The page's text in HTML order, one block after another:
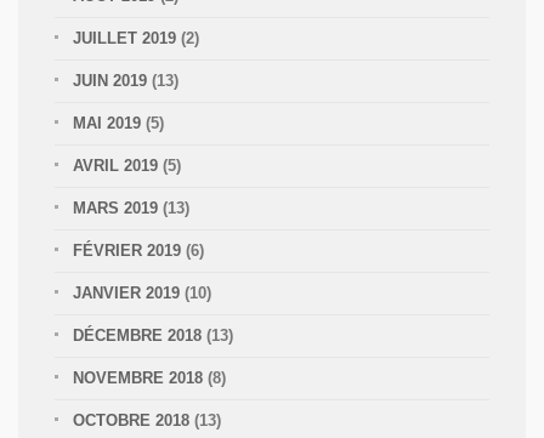
JUILLET 2019 (2)
JUIN 2019 (13)
MAI 2019 (5)
AVRIL 2019 (5)
MARS 2019 (13)
FÉVRIER 2019 (6)
JANVIER 2019 (10)
DÉCEMBRE 2018 (13)
NOVEMBRE 2018 (8)
OCTOBRE 2018 (13)